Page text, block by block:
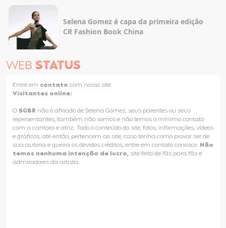
Selena Gomez é capa da primeira edição
CR Fashion Book China
WEB STATUS
Entre em contato com nosso site
Visitantes online:
O SGBR não é afiliado de Selena Gomez, seus parentes ou seus
representantes, também não somos e não temos o mínimo contato
com a cantora e atriz. Todo o conteúdo do site, fotos, informações, vídeos
e gráficos, até então, pertencem ao site, caso tenha como provar ser de
sua autoria e queira os devidos créditos, entre em contato conosco. Não
temos nenhuma intenção de lucro, site feito de fãs para fãs e
admiradores da artista.